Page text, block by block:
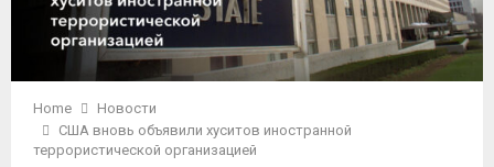
Home
Новости
США вновь объявили хуситов иностранной
террористической организацией